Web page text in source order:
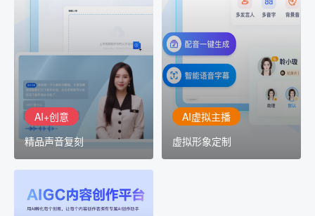
AI+创意
精品声音复刻
精品声音复刻
AI+创意：AIGC 能力集中
展示窗口，体验 AIGC 给
生活和生产带来的改变
AI虚拟主播
虚拟形象定制
讯飞智作：让每一个内容
创作者高效生产灵活定制